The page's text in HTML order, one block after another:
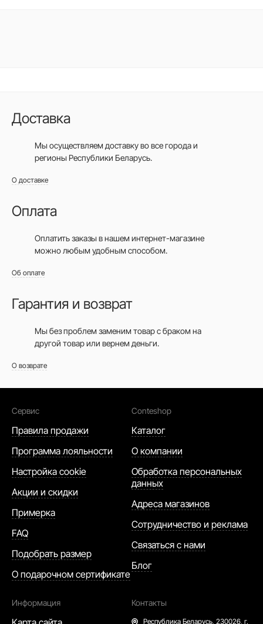
Доставка
Мы осуществляем доставку во все городаи
регионы Республики Беларусь.
О доставке
Оплата
Оплатить заказы в нашем интернет-магазине
можно любым удобным способом.
Об оплате
Гарантия и возврат
Мы без проблем заменим товар с браком на
другой товар или вернем деньги.
О возврате
Сервис
Правила продажи
Программа лояльности
Настройка cookie
Акции и скидки
Примерка
FAQ
Подобрать размер
О подарочном сертификате
Conteshop
Каталог
О компании
Обработка персональных
данных
Адреса магазинов
Сотрудничество и реклама
Связаться с нами
Блог
Информация Контакты
Республика Беларусь, 230026, г.